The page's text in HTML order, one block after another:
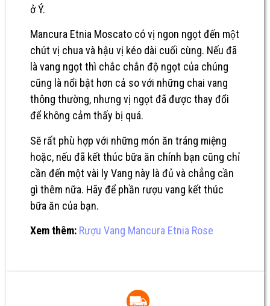
ở Ý.
Mancura Etnia Moscato có vị ngon ngọt đến một
chút vị chua và hậu vị kéo dài cuối cùng. Nếu đã
là vang ngọt thì chắc chắn độ ngọt của chúng
cũng là nổi bật hơn cả so với những chai vang
thông thường, nhưng vị ngọt đã được thay đổi
để không cảm thấy bị quá.
Sẽ rất phù hợp với những món ăn tráng miệng
hoặc, nếu đã kết thúc bữa ăn chính bạn cũng chỉ
cần đến một vài ly Vang này là đủ và chẳng cần
gì thêm nữa. Hãy để phần rượu vang kết thúc
bữa ăn của bạn.
Xem thêm: Rượu Vang Mancura Etnia Rose